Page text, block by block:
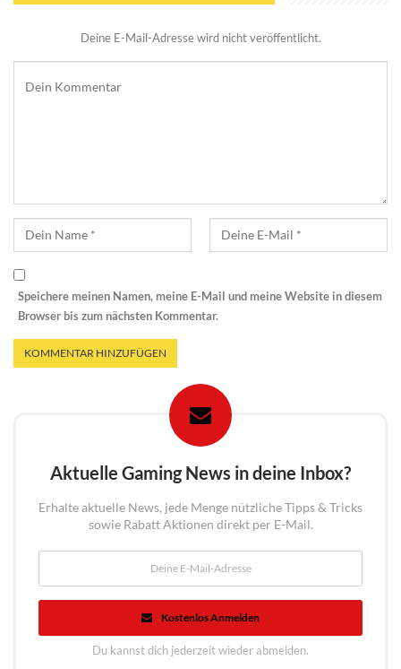
Deine E-Mail-Adresse wird nicht veröffentlicht.
Speichere meinen Namen, meine E-Mail und meine Website in diesem
Browser bis zum nächsten Kommentar.
Aktuelle Gaming News in deine Inbox?
Erhalte aktuelle News, jede Menge nützliche Tipps & Tricks
sowie Rabatt Aktionen direkt per E-Mail.
Kostenlos Anmelden
Du kannst dich jederzeit wieder abmelden.